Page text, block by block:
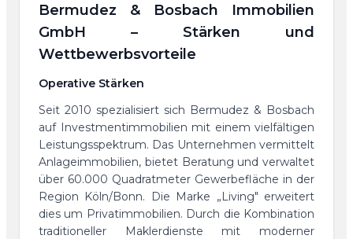
Bermudez & Bosbach Immobilien
GmbH – Stärken und
Wettbewerbsvorteile
Operative Stärken
Seit 2010 spezialisiert sich Bermudez & Bosbach
auf Investmentimmobilien mit einem vielfältigen
Leistungsspektrum. Das Unternehmen vermittelt
Anlageimmobilien, bietet Beratung und verwaltet
über 60.000 Quadratmeter Gewerbefläche in der
Region Köln/Bonn. Die Marke „Living" erweitert
dies um Privatimmobilien. Durch die Kombination
traditioneller Maklerdienste mit moderner